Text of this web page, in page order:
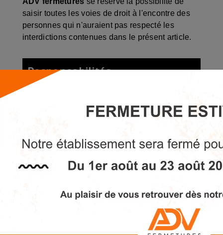
saisir toutes les voies de droit à l'encontre des
personnes qui n'auraient pas respecté les
interdictions contenues dans le présent article.
Responsabilités
en utilisant un matériel récent, ne contenant pas
responsable des dommages directs et indirects
au site et résultant soit de l'utilisation d'un
indiquées ci-dessus, soit de l'apparition d'un bug